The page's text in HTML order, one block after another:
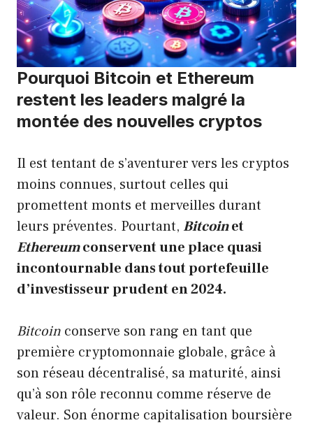
Pourquoi Bitcoin et Ethereum
restent les leaders malgré la
montée des nouvelles cryptos
Il est tentant de s’aventurer vers les cryptos
moins connues, surtout celles qui
promettent monts et merveilles durant
leurs préventes. Pourtant, Bitcoinet
Ethereumconservent une place quasi
incontournable dans tout portefeuille
d’investisseur prudent en 2024.
Bitcoin conserve son rang en tant que
première cryptomonnaie globale, grâce à
son réseau décentralisé, sa maturité, ainsi
qu’à son rôle reconnu comme réserve de
valeur. Son énorme capitalisation boursière